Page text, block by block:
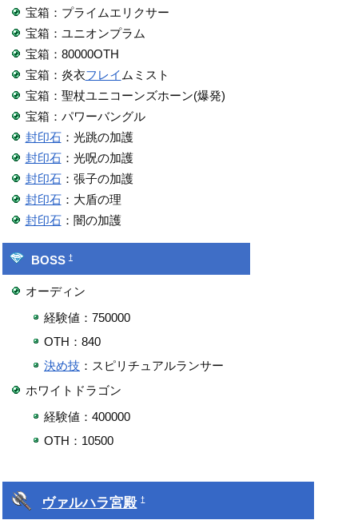
宝箱：プライムエリクサー
宝箱：ユニオンプラム
宝箱：80000OTH
宝箱：炎衣フレイムミスト
宝箱：聖杖ユニコーンズホーン(爆発)
宝箱：パワーバングル
封印石：光跳の加護
封印石：光呪の加護
封印石：張子の加護
封印石：大盾の理
封印石：闇の加護
BOSS †
オーディン
経験値：750000
OTH：840
決め技 ：スピリチュアルランサー
ホワイトドラゴン
経験値：400000
OTH：10500
ヴァルハラ宮殿 †